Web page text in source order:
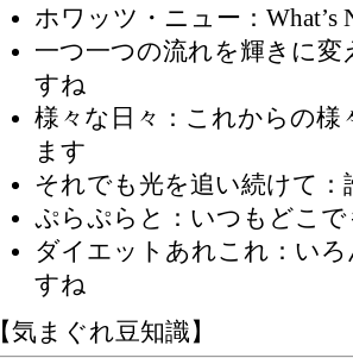
ホワッツ・ニュー：What’s
一つ一つの流れを輝きに
すね
様々な日々：これからの
ます
それでも光を追い続けて
ぷらぷらと ：いつもどこ
ダイエットあれこれ：い
すね
【気まぐれ豆知識】